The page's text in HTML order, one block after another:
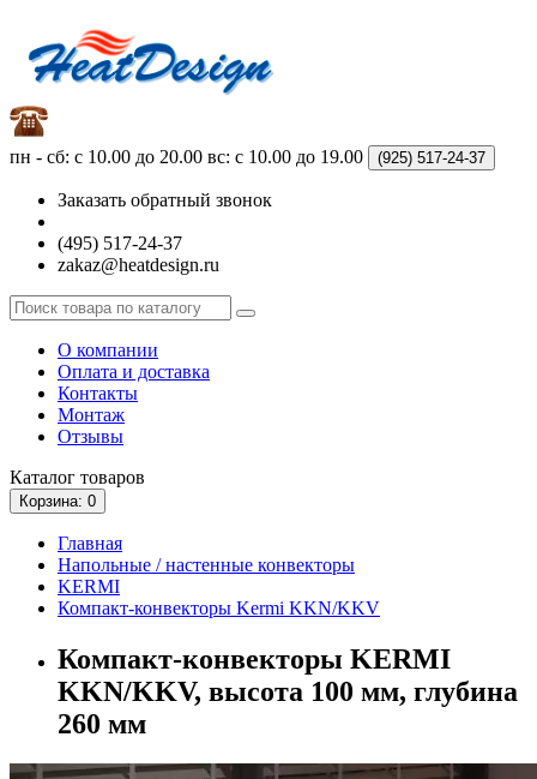
пн - сб: с 10.00 до 20.00 вс: с 10.00 до 19.00 (925) 517-24-37
Заказать обратный звонок
(495) 517-24-37
zakaz@heatdesign.ru
О компании
Оплата и доставка
Контакты
Монтаж
Отзывы
Каталог товаров
Корзина: 0
Главная
Напольные / настенные конвекторы
KERMI
Компакт-конвекторы Kermi KKN/KKV
Компакт-конвекторы KERMI
KKN/KKV, высота 100 мм, глубина
260 мм